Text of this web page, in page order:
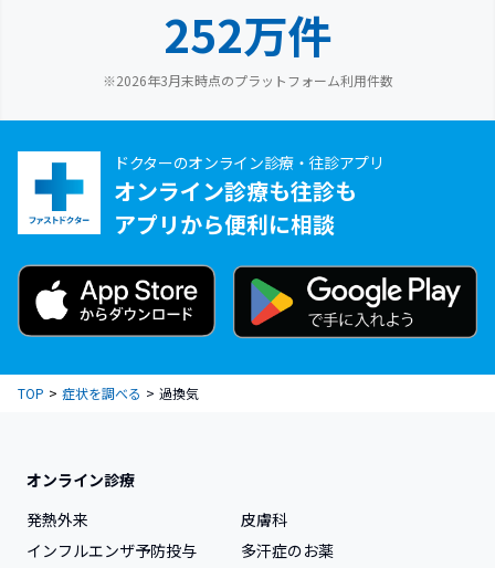
252万件
※2026年3月末時点のプラットフォーム利用件数
ドクターのオンライン診療・往診アプリ
オンライン診療も往診も
アプリから便利に相談
TOP 症状を調べる 過換気
オンライン診療
発熱外来
インフルエンザ予防投与
皮膚科
多汗症のお薬